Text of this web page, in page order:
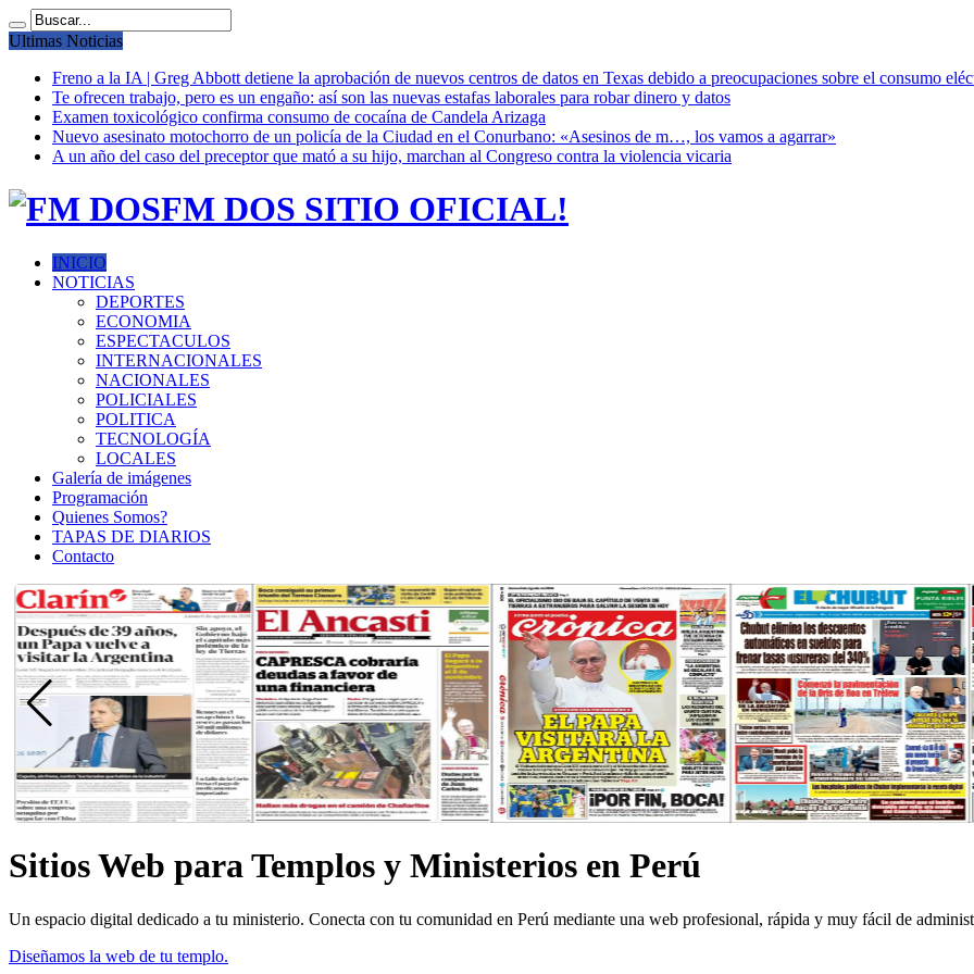
Ultimas Noticias
Freno a la IA | Greg Abbott detiene la aprobación de nuevos centros de datos en Texas debido a preocupaciones sobre el consumo
Te ofrecen trabajo, pero es un engaño: así son las nuevas estafas laborales para robar dinero y datos
Examen toxicológico confirma consumo de cocaína de Candela Arizaga
Nuevo asesinato motochorro de un policía de la Ciudad en el Conurbano: «Asesinos de m…, los vamos a agarrar»
A un año del caso del preceptor que mató a su hijo, marchan al Congreso contra la violencia vicaria
FM DOS SITIO OFICIAL!
INICIO
NOTICIAS
DEPORTES
ECONOMIA
ESPECTACULOS
INTERNACIONALES
NACIONALES
POLICIALES
POLITICA
TECNOLOGÍA
LOCALES
Galería de imágenes
Programación
Quienes Somos?
TAPAS DE DIARIOS
Contacto
Sitios Web para Templos y Ministerios en Perú
Un espacio digital dedicado a tu ministerio. Conecta con tu comunidad en Perú mediante una web profesional, rápida y muy fácil de
Diseñamos la web de tu templo.